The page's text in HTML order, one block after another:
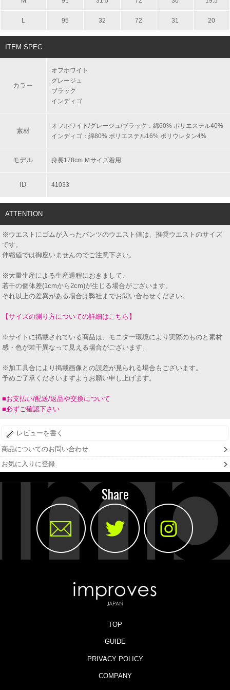
L 95 32 72 31 20
ITEM SPEC
カラー
オフホワイト
グレージュ
ブラック
インディゴ
素材
オフホワイト/グレージュ/ブラック：綿60% ポリエステル40%
インディゴ：綿80% ポリエステル16% ポリウレタン4%
モデル 身長178cm Ｍサイズ着用
ID 41033
ATTENTION
※ウエストにゴムが入ったパンツのウエスト値は、推奨ウエストのサイズ
です。
伸縮値では御座いませんのでご注意下さい。
※大量生産による生産過程におきまして、
若干の個体差(1cmから2cm)が生じる場合がございます。
それ以上の差異がある場合は弊社までお問い合わせください。
【サイズの測り方についての詳細はこちら】
※サイトに掲載されている商品は、モニター環境により実際のものと素材
感・色が若干異なって見える場合がございます。
※加工具合により掲載画像との誤差が見られる場合もございます。
予めご了承くださいますようお願い申し上げます。
■お支払い/配送/返品や交換について
■必ずご確認下さい
レビューを書く
商品についてのお問い合わせ
お気に入りに登録
Share
TOP
GUIDE
PRIVACY POLICY
COMPANY